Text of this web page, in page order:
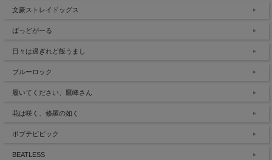
文豪ストレイドッグス
ばっどがーる
日々は過ぎれど飯うまし
ブルーロック
履いてください、鷹峰さん
花は咲く、修羅の如く
ポプテピピック
BEATLESS